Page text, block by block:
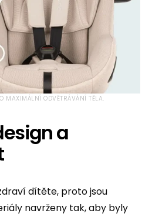
MAXIMÁLNÍ ODVĚTRÁVÁNÍ TĚLA.
a
dítěte, proto jsou
navrženy tak, aby byly